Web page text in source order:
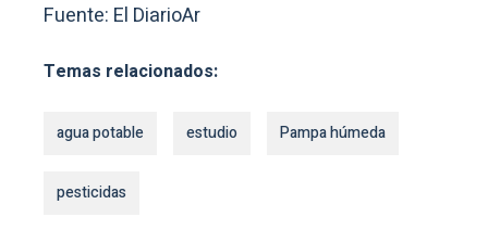
Fuente: El DiarioAr
Temas relacionados:
agua potable estudio Pampa húmeda
pesticidas